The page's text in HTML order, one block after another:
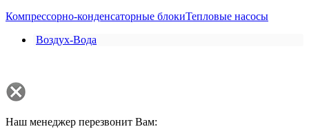
Компрессорно-конденсаторные блокиТепловые насосы
Воздух-Вода
Наш менеджер перезвонит Вам: